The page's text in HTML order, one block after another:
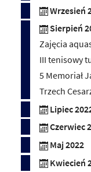
Wrzesień
Sierpień
Zajęcia
III tenisowy
5 Memoriał
Trzech
Lipiec
Czerwiec
Maj 2022
Kwiecień